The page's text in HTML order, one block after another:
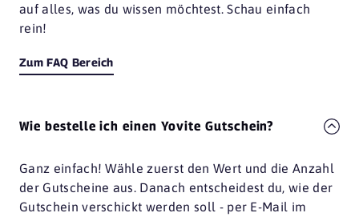
auf alles, was du wissen möchtest. Schau einfach
rein!
Zum FAQ Bereich
Wie bestelle ich einen Yovite Gutschein?
Ganz einfach! Wähle zuerst den Wert und die Anzahl
der Gutscheine aus. Danach entscheidest du, wie der
Gutschein verschickt werden soll - per E-Mail im